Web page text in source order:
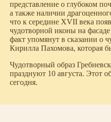
представление о глубоком
а также наличии
что к середине XVII века
чудотворной иконы на
факт упомянут в сказании о
Кирилла Пахомова, которая
Чудотворный образ
празднуют 10 августа. Этот
сегодня.